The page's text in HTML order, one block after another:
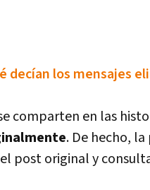
decí­an los mensajes
comparten en las
. De hecho,
post original y